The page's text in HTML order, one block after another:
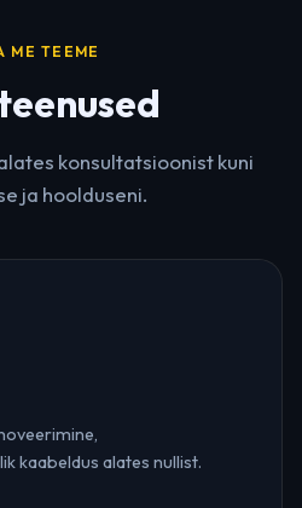
ME TEEME
konsultatsioonist kuni
ja hoolduseni.
kaabeldus alates nullist.